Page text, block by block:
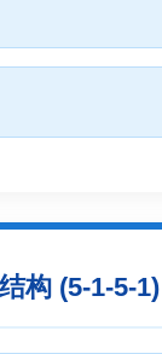
构 (5-1-5-1)